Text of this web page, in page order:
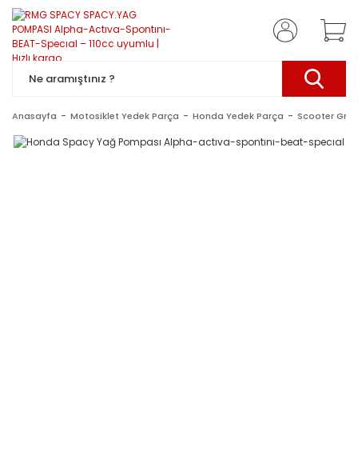
Anasayfa Motosiklet Yedek Parça Honda Yedek Parça Scooter